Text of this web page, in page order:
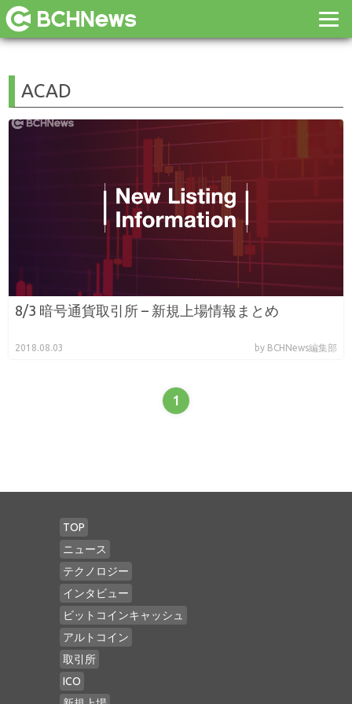
ACAD
8/3 暗号通貨取引所 – 新規上場情報まとめ
2018.08.03 by BCHNews編集部
1
TOP
ニュース
テクノロジー
インタビュー
ビットコインキャッシュ
アルトコイン
取引所
ICO